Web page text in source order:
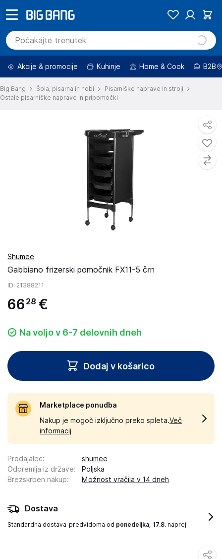
Akcije & promocije Kuhinje Home & Cook B2B
Big Bang Šola, pisarna in hobi
Pisarniške naprave in stroji
Ostale pisarniške naprave in pripomočki
Shumee
Gabbiano frizerski pomočnik FX11-5 črn
ID: 21388211
66 28 €
Na voljo v 6-7 delovnih dneh
Dodaj v košarico
Marketplace ponudba
Nakup je mogoč izključno preko spleta.Več
informacij
Prodajalec:
shumee
Odpremlja iz države:
Poljska
Brezskrben nakup: Možnost vračila v 14 dneh
Dostava
Standardna dostava predvidoma od ponedeljka, 17.8. naprej